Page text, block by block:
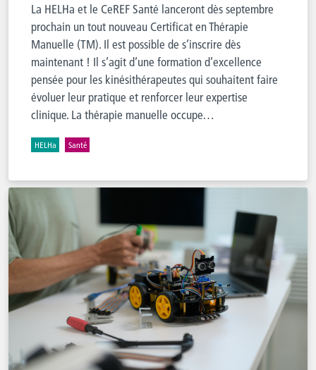
La HELHa et le CeREF Santé lanceront dès septembre
prochain un tout nouveau Certificat en Thérapie
Manuelle (TM). Il est possible de s’inscrire dès
maintenant ! Il s’agit d’une formation d’excellence
pensée pour les kinésithérapeutes qui souhaitent faire
évoluer leur pratique et renforcer leur expertise
clinique. La thérapie manuelle occupe…
HELHa Santé